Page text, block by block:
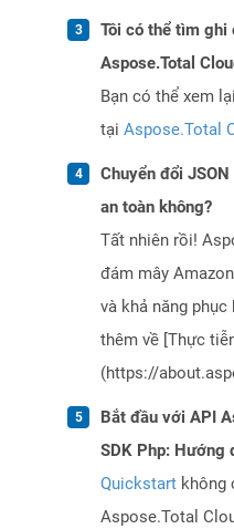
Tôi có thể tìm ghi
Aspose.Total
Bạn có thể xem
tại Aspose.Total
Chuyển đổi
an toàn không?
Tất nhiên rồi!
đám mây
và khả năng
thêm về [Thực
(https://
Bắt đầu với API
SDK Php: Hướng
Quickstart không
Aspose.Total